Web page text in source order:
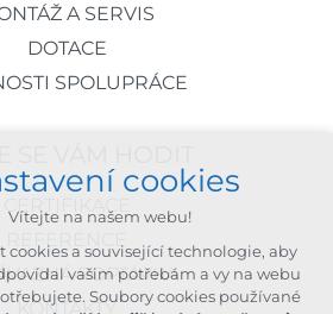
A SERVIS
DOTACE
SPOLUPRÁCE
CERTIFIKACE
REFERENCE
POPTÁVKA
KONTAKTY
cookies
Vítejte na našem webu!
cookies a související technologie, aby
vašim potřebám a vy na webu
Soubory cookies používané